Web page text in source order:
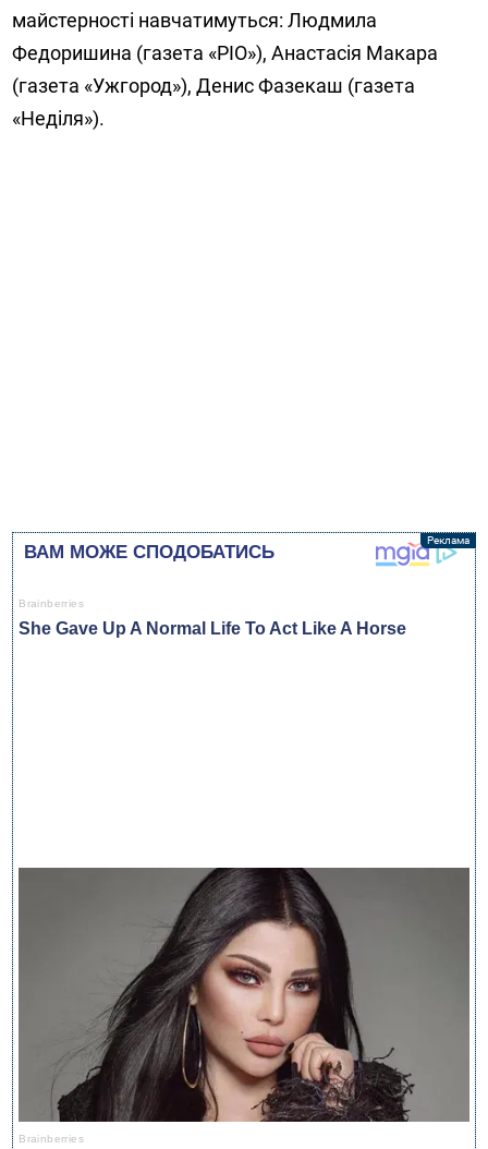
майстерності навчатимуться: Людмила
Федоришина (газета «РІО»), Анастасія Макара
(газета «Ужгород»), Денис Фазекаш (газета
«Неділя»).